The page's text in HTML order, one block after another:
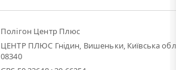
Полігон Центр Плюс
ЦЕНТР ПЛЮС Гнідин, Вишеньки, Київська
08340